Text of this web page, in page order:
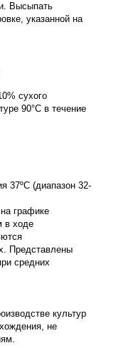
Высыпать
указанной на
сухого
90°С в течение
37ºС (диапазон 32-
графике
в ходе
Представлены
средних
культур
не